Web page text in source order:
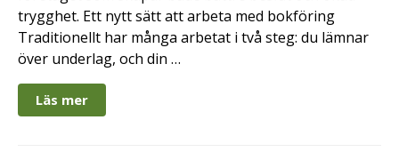
trygghet. Ett nytt sätt att arbeta med bokföring
Traditionellt har många arbetat i två steg: du lämnar
över underlag, och din …
Läs mer